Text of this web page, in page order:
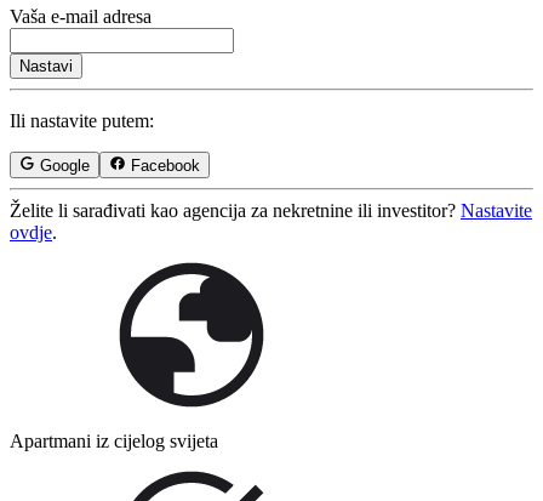
Vaša e-mail adresa
Nastavi
Ili nastavite putem:
Google Facebook
Želite li sarađivati ​​kao agencija za nekretnine ili investitor? Nastavite
ovdje.
Apartmani iz cijelog svijeta